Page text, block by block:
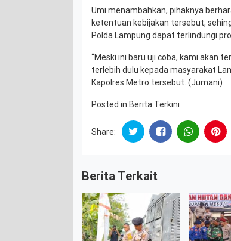
Umi menambahkan, pihaknya
ketentuan kebijakan tersebut,
Polda Lampung dapat terlindungi
“Meski ini baru uji coba, kami akan
terlebih dulu kepada masyarakat
Kapolres Metro tersebut. (Jumani)
Posted in Berita Terkini
Share:
Berita Terkait